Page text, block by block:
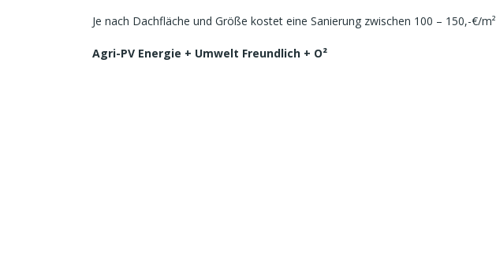
Je nach Dachfläche und Größe kostet eine Sanierung zwischen 100 – 150,-€/m²
Agri-PV Energie + Umwelt Freundlich + O²